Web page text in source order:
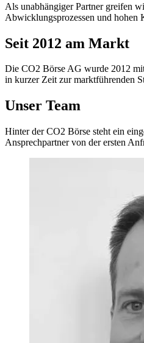
Als unabhängiger Partner greifen
Abwicklungsprozessen und hohen
Seit 2012 am Markt
Die CO2 Börse AG wurde 2012
in kurzer Zeit zur marktführenden
Unser Team
Hinter der CO2 Börse steht ein
Ansprechpartner von der ersten